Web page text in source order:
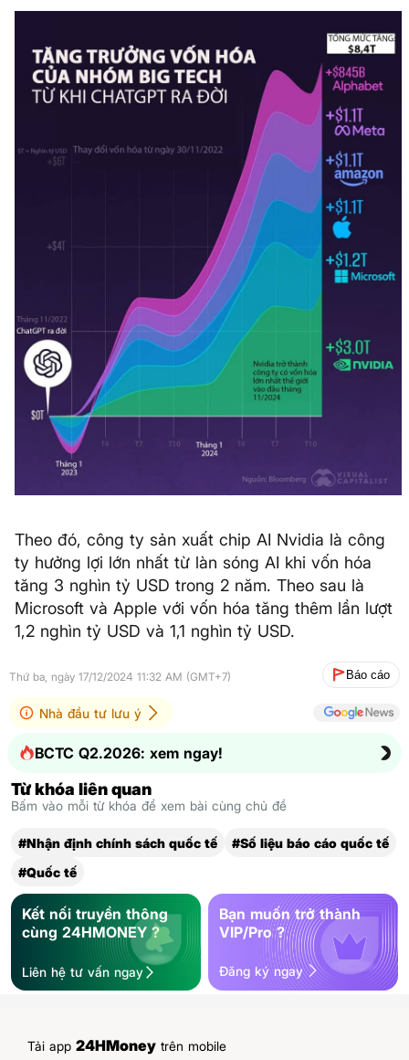
Theo đó, công ty sản xuất chip AI Nvidia là công
ty hưởng lợi lớn nhất từ làn sóng AI khi vốn hóa
tăng 3 nghìn tỷ USD trong 2 năm. Theo sau là
Microsoft và Apple với vốn hóa tăng thêm lần lượt
1,2 nghìn tỷ USD và 1,1 nghìn tỷ USD.
Thứ ba, ngày 17/12/2024 11:32 AM (GMT+7) Báo cáo
Nhà đầu tư lưu ý
BCTC Q2.2026: xem ngay!
Từ khóa liên quan
Bấm vào mỗi từ khóa để xem bài cùng chủ đề
#Nhận định chính sách quốc tế
#Số liệu báo cáo quốc tế
#Quốc tế
Kết nối truyền thông
cùng 24HMONEY ?
Liên hệ tư vấn ngay
Bạn muốn trở thành
VIP/Pro ?
Đăng ký ngay
Tải app 24HMoney trên mobile